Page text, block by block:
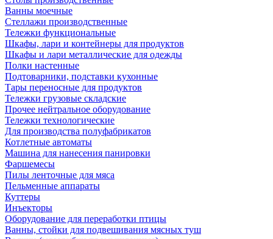
Ванны моечные
Стеллажи производственные
Тележки функциональные
Шкафы, лари и контейнеры для продуктов
Шкафы и лари металлические для одежды
Полки настенные
Подтоварники, подставки кухонные
Тары переносные для продуктов
Тележки грузовые складские
Прочее нейтральное оборудование
Тележки технологические
Для производства полуфабрикатов
Котлетные автоматы
Машина для нанесения панировки
Фаршемесы
Пилы ленточные для мяса
Пельменные аппараты
Куттеры
Инъекторы
Оборудование для переработки птицы
Ванны, стойки для подвешивания мясных туш